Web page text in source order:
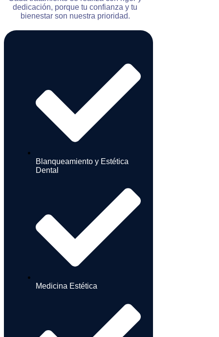
dedicación, porque tu confianza y tu
bienestar son nuestra prioridad.
Blanqueamiento y Estética
Dental
Medicina Estética